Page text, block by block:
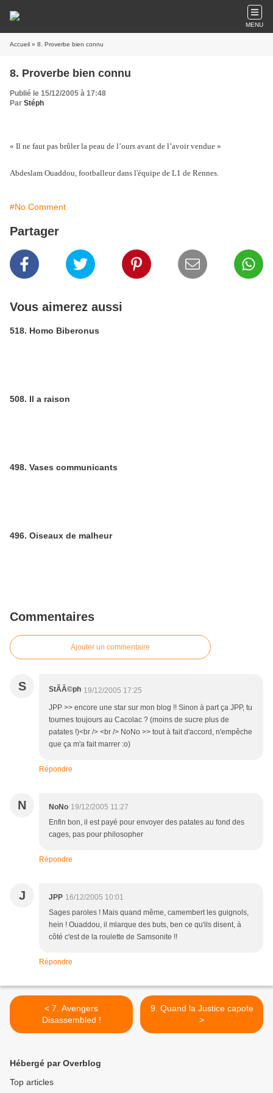
MENU
Accueil » 8. Proverbe bien connu
8. Proverbe bien connu
Publié le 15/12/2005 à 17:48
Par Stéph
« Il ne faut pas brûler la peau de l’ours avant de l’avoir vendue »
Abdeslam Ouaddou, footballeur dans l'équipe de L1 de Rennes.
#No Comment
Partager
Vous aimerez aussi
518. Homo Biberonus
508. Il a raison
498. Vases communicants
496. Oiseaux de malheur
Commentaires
Ajouter un commentaire
S StÃÂ©ph 19/12/2005 17:25
JPP >> encore une star sur mon blog !! Sinon à part ça JPP, tu
tournes toujours au Cacolac ? (moins de sucre plus de
patates !)<br /> <br /> NoNo >> tout à fait d'accord, n'empêche
que ça m'a fait marrer :o)
Répondre
N NoNo 19/12/2005 11:27
Enfin bon, il est payé pour envoyer des patates au fond des
cages, pas pour philosopher
Répondre
J JPP 16/12/2005 10:01
Sages paroles ! Mais quand même, camembert les guignols,
hein ! Ouaddou, il mlarque des buts, ben ce qu'ils disent, à
côté c'est de la roulette de Samsonite !!
Répondre
< 7. Avengers
Disassembled !
9. Quand la Justice capote
>
Hébergé par Overblog
Top articles